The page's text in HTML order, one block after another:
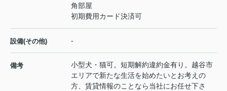
角部屋
初期費用カード決済可
設備(その他) -
備考
小型犬・猫可。短期解約違約金有り。越谷市
エリアで新たな生活を始めたいとお考えの
方、賃貸情報のことなら当社にお任せ下さ